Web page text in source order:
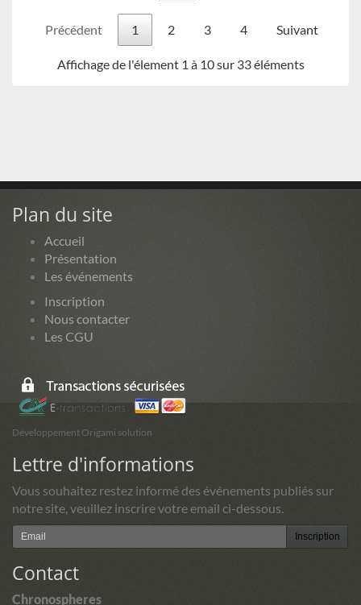
Précédent 1 2 3 4 Suivant
Affichage de l'élement 1 à 10 sur 33 éléments
Plan du site
Accueil
Présentation
Les événements
Inscription
Nous contacter
Les CGU
Développement Origami solution
Lettre d'informations
Vous souhaitez restez informé des événements publiés sur
notre site, veuillez inscrire votre email ci-dessous.
Inscription
Contact
Chronospheres